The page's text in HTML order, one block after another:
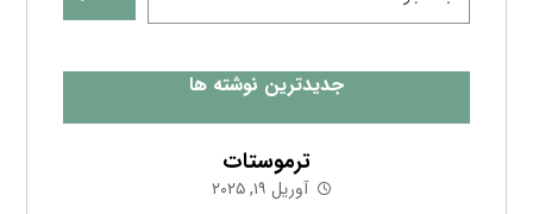
جدیدترین نوشته ها
ترموستات
آوریل ۱۹, ۲۰۲۵